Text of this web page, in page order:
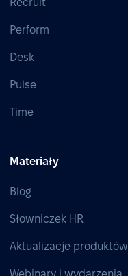
Recruit
Perform
Desk
Pulse
Time
Materiały
Blog
Słowniczek HR
Aktualizacje produktów
Webinary i wydarzenia